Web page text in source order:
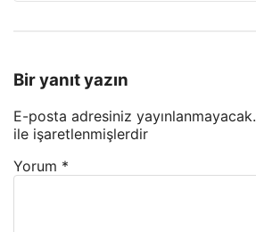
Bir yanıt yazın
E-posta adresiniz yayınlanmayacak.
ile işaretlenmişlerdir
Yorum *